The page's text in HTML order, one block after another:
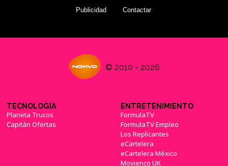
Publicidad Contactar
© 2010 - 2026
TECNOLOGÍA
Planeta Trucos
Capitán Ofertas
ENTRETENIMIENTO
FormulaTV
FormulaTV Empleo
Los Replicantes
eCartelera
eCartelera México
Movienco UK